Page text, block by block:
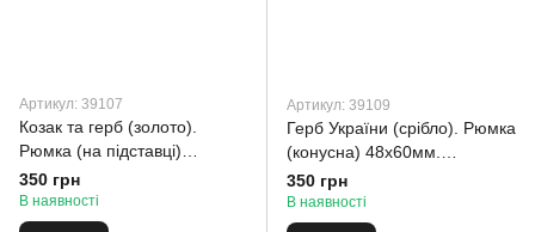
Артикул: 39107
Козак та герб (золото).
Рюмка (на підставці)
48х58мм. Металева
350 грн
В наявності
Артикул: 39109
Герб України (срібло). Рюмка
(конусна) 48х60мм.
Металева
350 грн
В наявності